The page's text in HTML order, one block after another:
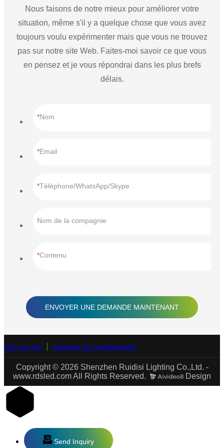
Nous faisons de notre mieux pour améliorer votre
situation, même s'il y a quelque chose que vous avez
toujours voulu expérimenter mais que vous ne trouvez
pas sur notre site Web. Faites-moi savoir ce que vous
en pensez et je vous répondrai dans les plus brefs
délais.
Nom
Email
Téléphone/WhatsApp/Skype
Nom de la compagnie
Contenu
ENVOYER UNE DEMANDE MAINTENANT
Plan du site politique de confidentialité
Copyright © 2026 Shenzhen Ruidisi Lighting Co.,Ltd. -
www.rdsled.com All Rights Reserved.
Design
Send Inquiry